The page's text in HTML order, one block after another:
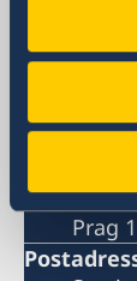
Úvoz
Prag